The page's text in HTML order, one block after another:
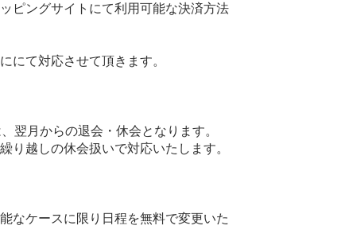
ピングサイトにて利用可能な決済方法
て対応させて頂きます。
月からの退会・休会となります。
越しの休会扱いで対応いたします。
なケースに限り日程を無料で変更いた